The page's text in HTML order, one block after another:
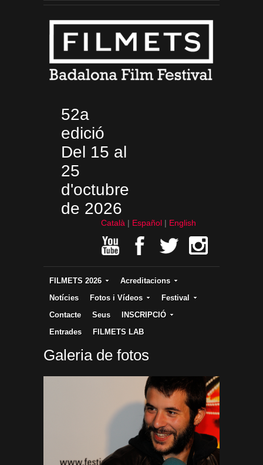
52a
edició
Del 15 al
25
d'octubre
de 2026
Català Español English
FILMETS 2026
Acreditacions
Notícies
Fotos i Vídeos
Festival
Contacte
Seus
INSCRIPCIÓ
Entrades
FILMETS LAB
Galeria de fotos